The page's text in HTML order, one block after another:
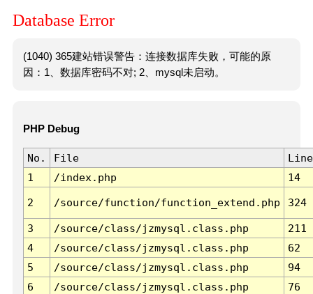
Database Error
(1040) 365建站错误警告：连接数据库失败，可能的原
因：1、数据库密码不对; 2、mysql未启动。
PHP Debug
No. File
Line
1
/index.php 14
2 /source/function/function_extend.php 324
3 /source/class/jzmysql.class.php
211
4
/source/class/jzmysql.class.php
62
5
/source/class/jzmysql.class.php
94
6
/source/class/jzmysql.class.php 76